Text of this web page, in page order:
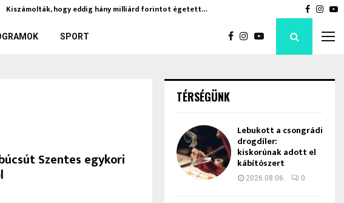
Kiszámolták, hogy eddig hány milliárd forintot égetett… Jövőre
SPORT
Szentes egykori
TÉRSÉGÜNK
Lebukott a csongrádi
drogdíler:
kiskorúnak adott el
kábítószert
2026.08.06. 0